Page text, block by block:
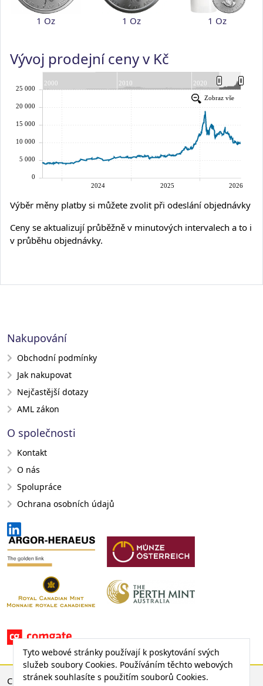
1 Oz 1 Oz 1 Oz
Vývoj prodejní ceny v Kč
Výběr měny platby si můžete zvolit při odeslání objednávky
Ceny se aktualizují průběžně v minutových intervalech a to i
v průběhu objednávky.
Tyto webové stránky používají k poskytování svých
služeb soubory Cookies. Používáním těchto webových
stránek souhlasíte s použitím souborů Cookies.
Nakupování
Obchodní podmínky
Jak nakupovat
Nejčastější dotazy
AML zákon
O společnosti
Kontakt
O nás
Spolupráce
Ochrana osobních údajů
CENA ZLATA